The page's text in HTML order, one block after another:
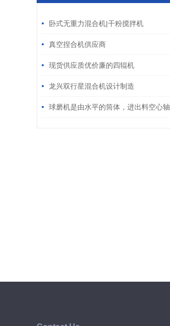
卧式无重力混合机|干粉搅拌机
真空捏合机供应商
现货供应质优价廉的四辊机
龙兴双行星混合机设计制造
球磨机是由水平的筒体，进出料空心轴